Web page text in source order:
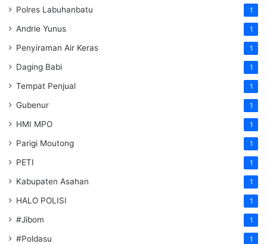
Polres Labuhanbatu 1
Andrie Yunus 1
Penyiraman Air Keras 1
Daging Babi 1
Tempat Penjual 1
Gubenur 1
HMI MPO 1
Parigi Moutong 1
PETI 1
Kabupaten Asahan 1
HALO POLISI 1
#Jibom 1
#Poldasu 1